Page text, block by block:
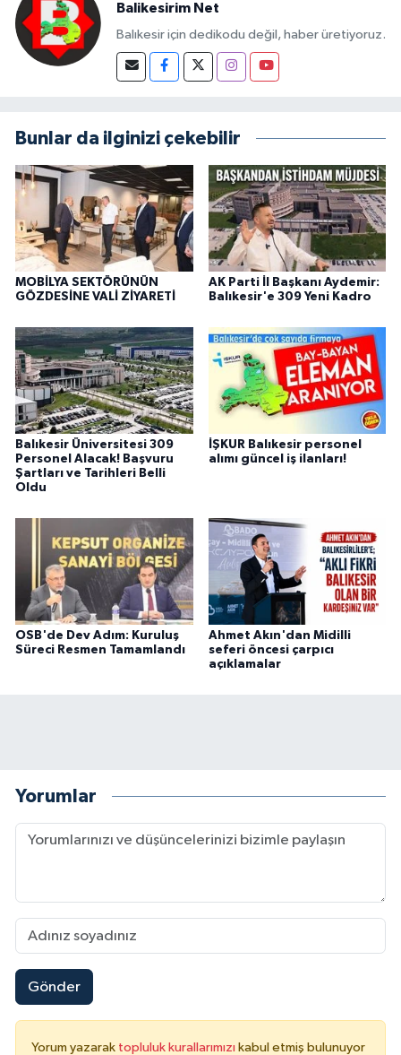
Balikesirim Net
Balıkesir için dedikodu değil, haber üretiyoruz.
Bunlar da ilginizi çekebilir
MOBİLYA SEKTÖRÜNÜN
GÖZDESİNE VALİ ZİYARETİ
AK Parti İl Başkanı Aydemir:
Balıkesir'e 309 Yeni Kadro
Balıkesir Üniversitesi 309
Personel Alacak! Başvuru
Şartları ve Tarihleri Belli
Oldu
İŞKUR Balıkesir personel
alımı güncel iş ilanları!
OSB'de Dev Adım: Kuruluş
Süreci Resmen Tamamlandı
Ahmet Akın'dan Midilli
seferi öncesi çarpıcı
açıklamalar
Yorumlar
Gönder
Yorum yazarak topluluk kurallarımızı kabul etmiş bulunuyor